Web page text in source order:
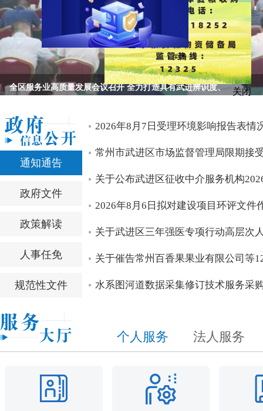
null
全区服务业高质量发展会议召开 全力打造具有武进辨识度、
null
null
null
null
通知通告
政府文件
政策解读
人事任免
规范性文件
2026年8月7日受理环境影响报告表情
常州市武进区市场监督管理局限期接
关于公布武进区征收中介服务机构
2026年8月6日拟对建设项目环评文件
关于武进区三年强医专项行动高层次
关于催告常州百香果果业有限公司等
水系图河道数据采集修订技术服务采
个人服务 法人服务
关闭
关闭